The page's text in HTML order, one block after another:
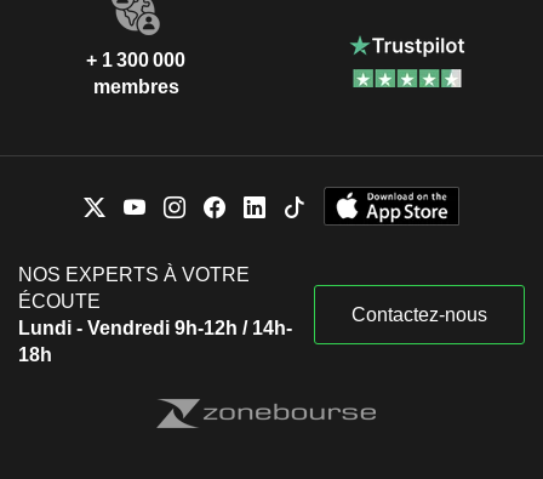
+ 1 300 000
membres
NOS EXPERTS À VOTRE
ÉCOUTE
Lundi - Vendredi 9h-12h / 14h-
18h
Contactez-nous